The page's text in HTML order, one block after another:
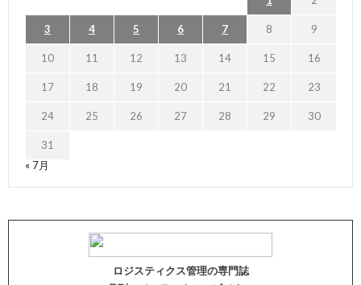
3 4 5 6 7 8 9
10 11 12 13 14 15 16
17 18 19 20 21 22 23
24 25 26 27 28 29 30
31
« 7月
ロジスティクス管理の専門誌